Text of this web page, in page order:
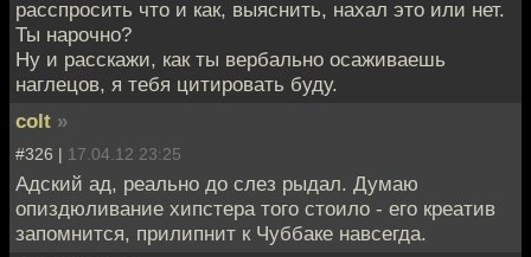
расспросить что и как, выяснить, нахал это или нет.
Ты нарочно?
Ну и расскажи, как ты вербально осаживаешь
наглецов, я тебя цитировать буду.
colt »
#326 | 17.04.12 23:25
Адский ад, реально до слез рыдал. Думаю
опиздюливание хипстера того стоило - его креатив
запомнится, прилипнит к Чуббаке навсегда.